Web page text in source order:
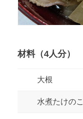
材料（4人分）
大根
水煮たけのこ